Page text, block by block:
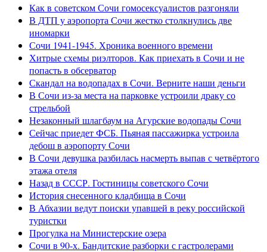
Как в советском Сочи гомосексуалистов разгоняли
В ДТП у аэропорта Сочи жестко столкнулись две
иномарки
Сочи 1941-1945. Хроника военного времени
Хитрые схемы риэлторов. Как приехать в Сочи и не
попасть в обсерватор
Скандал на водопадах в Сочи. Верните наши деньги
В Сочи из-за места на парковке устроили драку со
стрельбой
Незаконный шлагбаум на Агурские водопады Сочи
Сейчас приедет ФСБ. Пьяная пассажирка устроила
дебош в аэропорту Сочи
В Сочи девушка разбилась насмерть выпав с четвёртого
этажа отеля
Назад в СССР. Гостиницы советского Сочи
История снесенного кладбища в Сочи
В Абхазии ведут поиски упавшей в реку российской
туристки
Прогулка на Министерские озера
Сочи в 90-х. Бандитские разборки с гастролерами